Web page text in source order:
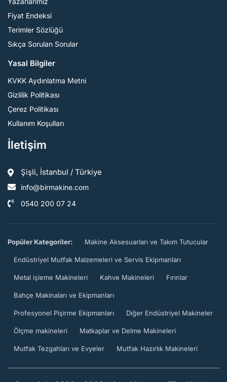
Fiyat Endeksi
Terimler Sözlüğü
Sıkça Sorulan Sorular
Yasal Bilgiler
KVKK Aydınlatma Metni
Gizlilik Politikası
Çerez Politikası
Kullanım Koşulları
İletişim
Şişli, İstanbul / Türkiye
info@birmakine.com
0540 200 07 24
Popüler Kategoriler: Makine Aksesuarları ve Takım Tutucular
Endüstriyel Mutfak Malzemeleri ve Servis Ekipmanları
Metal işleme Makineleri Kahve Makineleri Fırınlar
Bahçe Makinaları ve Ekipmanları
Profesyonel Pişirme Ekipmanları Diğer Endüstriyel Makineler
Ölçme makineleri Matkaplar ve Delme Makineleri
Mutfak Tezgahları ve Evyeler Mutfak Hazırlık Makineleri